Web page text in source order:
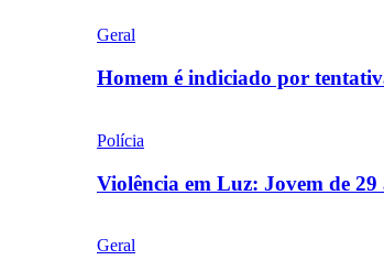
Geral
Homem é indiciado por
Polícia
Violência em Luz: Jovem de
Geral